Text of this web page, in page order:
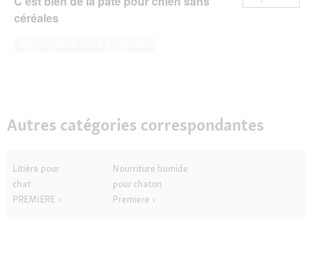
céréales
Autres catégories correspondantes
Litière pour
chat
PREMIERE
Nourriture humide
pour chaton
Premiere